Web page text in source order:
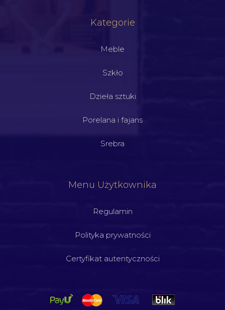
Kategorie
Meble
Szkło
Dzieła sztuki
Porelana i fajans
Srebra
Menu Użytkownika
Regulamin
Polityka prywatności
Certyfikat autentyczności